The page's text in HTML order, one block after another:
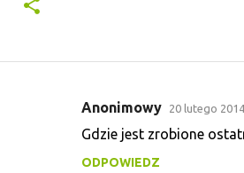
Anonimowy 20 lutego
Gdzie jest zrobione
ODPOWIEDZ